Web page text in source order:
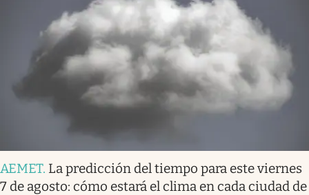
AEMET. La predicción del tiempo para este viernes
7 de agosto: cómo estará el clima en cada ciudad de